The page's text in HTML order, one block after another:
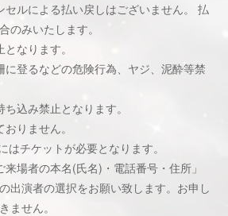
セルによる払い戻しはございません。 払
のみいたします。
なります。
登るなどの危険行為、ヤジ、泥酔等禁
込み禁止となります。
りません。
はチケットが必要となります。
場者の本名(氏名)・電話番号・住所」
出演者の選択をお願い致します。お申し
ません。